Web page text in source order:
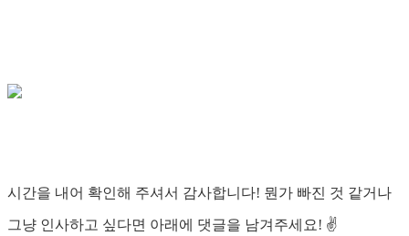
시간을 내어 확인해 주셔서 감사합니다! 뭔가 빠진 것 같거나
그냥 인사하고 싶다면 아래에 댓글을 남겨주세요! ✌️